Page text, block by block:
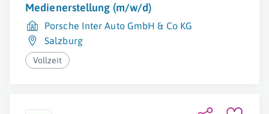
Medienerstellung (m/w/d)
Porsche Inter Auto GmbH & Co KG
Salzburg
Vollzeit